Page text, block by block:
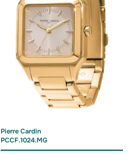
Pierre Cardin
PCCF.1024.MG